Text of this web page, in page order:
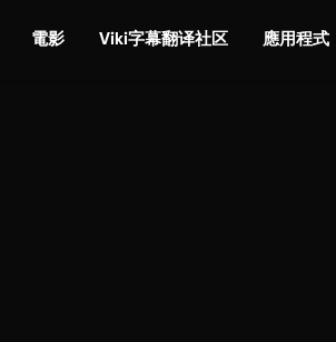
電影 Viki字幕翻译社区 應用程式